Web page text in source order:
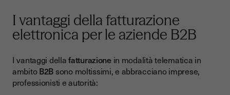
I vantaggi della fatturazione
elettronica per le aziende B2B
I vantaggi dellafatturazionein modalità telematica in
ambitoB2B sono moltissimi, e abbracciano imprese,
professionisti e autorità: